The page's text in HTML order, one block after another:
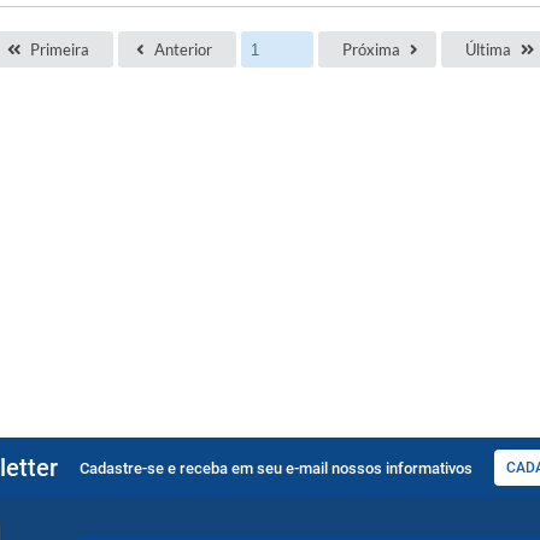
Primeira Anterior Próxima Última
Cadastre-se e receba em seu e-mail nossos informativos